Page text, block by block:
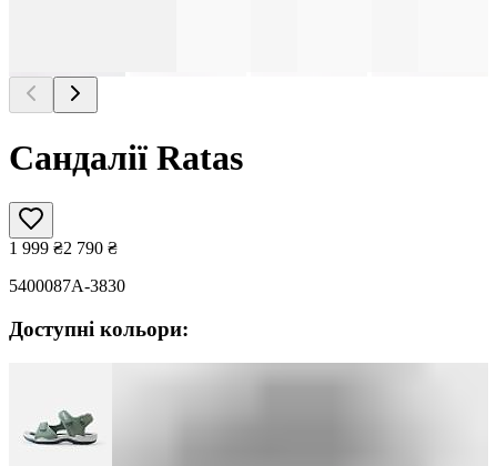
Сандалії Ratas
1 999 ₴2 790 ₴
5400087A-3830
Доступні кольори: